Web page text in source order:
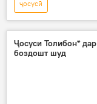
ҷосусӣ
Афғонистон
Осиёи Марказӣ
Ҷосуси Толибон*
боздошт шуд